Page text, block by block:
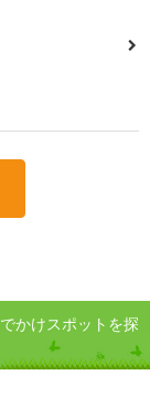
かけスポットを探